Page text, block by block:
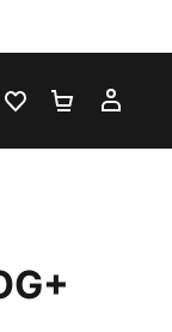
CHAT
FAVORIS 0PANIER 0